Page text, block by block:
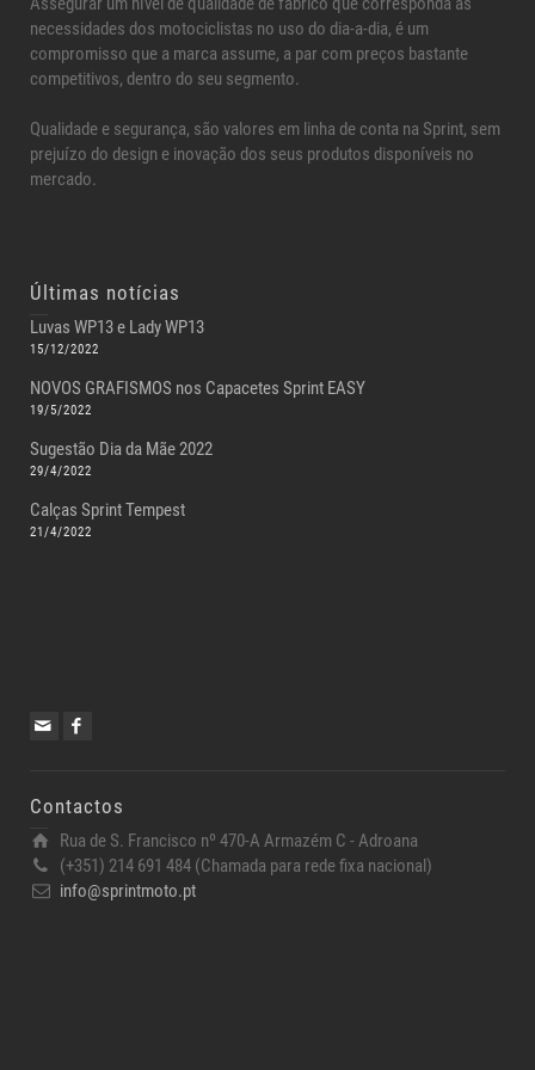
necessidades dos motociclistas no uso do dia-a-dia, é um
compromisso que a marca assume, a par com preços bastante
competitivos, dentro do seu segmento.
Qualidade e segurança, são valores em linha de conta na Sprint, sem
prejuízo do design e inovação dos seus produtos disponíveis no
mercado.
Últimas notícias
Luvas WP13 e Lady WP13
15/12/2022
NOVOS GRAFISMOS nos Capacetes Sprint EASY
19/5/2022
Sugestão Dia da Mãe 2022
29/4/2022
Calças Sprint Tempest
21/4/2022
Contactos
Rua de S. Francisco nº 470-A Armazém C - Adroana
(+351) 214 691 484 (Chamada para rede fixa nacional)
info@sprintmoto.pt